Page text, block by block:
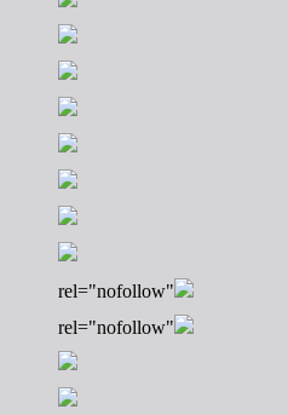
rel="nofollow"
rel="nofollow"